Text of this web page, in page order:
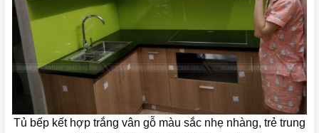
Tủ bếp kết hợp trắng vân gỗ màu sắc nhẹ nhàng, trẻ trung